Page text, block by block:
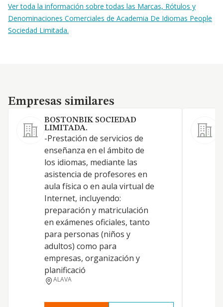
Ver toda la información sobre todas las Marcas, Rótulos y
Denominaciones Comerciales de Academia De Idiomas People
Sociedad Limitada.
Empresas similares
Empresas similares
BOSTONBIK SOCIEDAD
LIMITADA.
-Prestación de servicios de
enseñanza en el ámbito de
los idiomas, mediante las
asistencia de profesores en
aula física o en aula virtual de
Internet, incluyendo:
preparación y matriculación
en exámenes oficiales, tanto
para personas (niños y
adultos) como para
empresas, organización y
planificació
ALAVA